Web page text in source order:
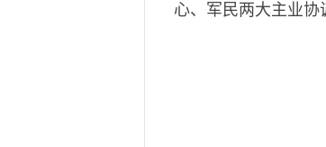
心、军民两大主业协